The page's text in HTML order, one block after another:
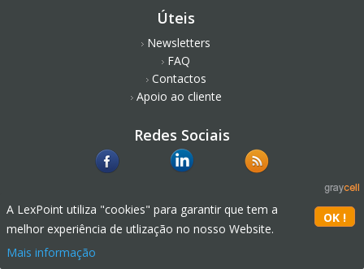
Úteis
Newsletters
FAQ
Contactos
Apoio ao cliente
Redes Sociais
A LexPoint utiliza "cookies" para garantir que tem a
melhor experiência de utlização no nosso Website.
Mais informação